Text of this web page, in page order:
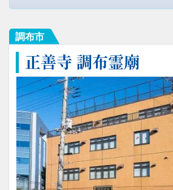
調布市
正善寺 調布霊廟